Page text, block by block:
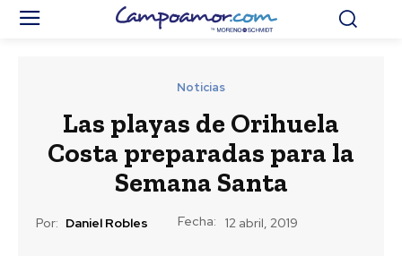
Noticias
Las playas de Orihuela
Costa preparadas para la
Semana Santa
Por: Daniel Robles Fecha: 12 abril, 2019